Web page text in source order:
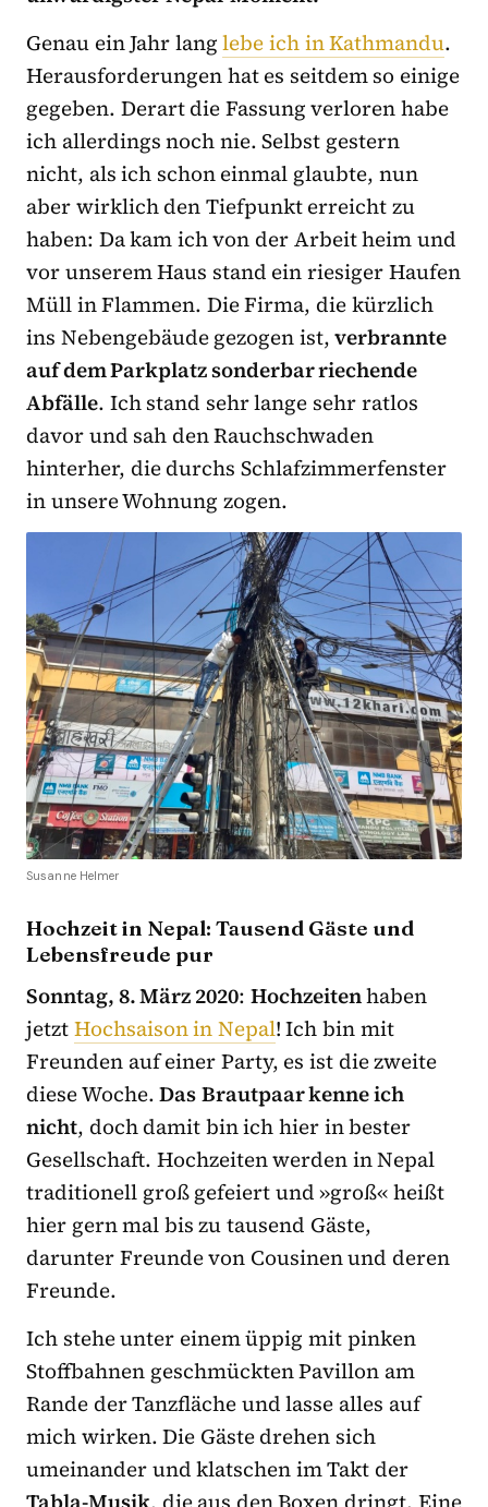
Genau ein Jahr langlebe ich in Kathmandu.
Herausforderungen hat es seitdem so einige
gegeben. Derart die Fassung verloren habe
ich allerdings noch nie. Selbst gestern
nicht, als ich schon einmal glaubte, nun
aber wirklich den Tiefpunkt erreicht zu
haben: Da kam ich von der Arbeit heim und
vor unserem Haus stand ein riesiger Haufen
Müll in Flammen. Die Firma, die kürzlich
ins Nebengebäude gezogen ist,verbrannte
auf dem Parkplatz sonderbar riechende
Abfälle. Ich stand sehr lange sehr ratlos
davor und sah den Rauchschwaden
hinterher, die durchs Schlafzimmerfenster
in unsere Wohnung zogen.
Susanne Helmer
Hochzeit in Nepal: Tausend Gäste und
Lebensfreude pur
Sonntag, 8. März 2020: Hochzeitenhaben
jetztHochsaison in Nepal! Ich bin mit
Freunden auf einer Party, es ist die zweite
diese Woche.DasBrautpaar kenne ich
nicht, doch damit bin ich hier in bester
Gesellschaft. Hochzeiten werden in Nepal
traditionell groß gefeiert und »groß« heißt
hier gern mal bis zu tausend Gäste,
darunter Freunde von Cousinen und deren
Freunde.
Ich stehe unter einem üppig mit pinken
Stoffbahnen geschmückten Pavillon am
Rande der Tanzfläche und lasse alles auf
mich wirken. Die Gäste drehen sich
umeinander und klatschen im Takt der
Tabla-Musik, die aus den Boxen dringt. Eine